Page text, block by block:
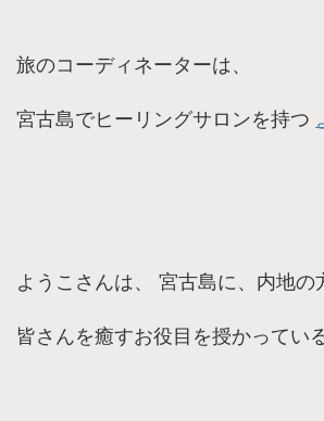
旅のコーディネーターは、
宮古島でヒーリングサロンを持つ
ようこさんは、 宮古島に、内地の
皆さんを癒すお役目を授かってい